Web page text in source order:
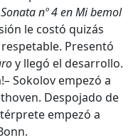
Sonata nº 4 en Mi bemol
le costó quizás
Presentó
y llegó el desarrollo.
Sokolov empezó a
Despojado de
empezó a